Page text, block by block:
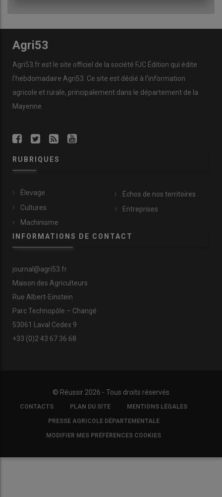
Agri53
Agri53.fr est le site officiel de la société FJC Édition qui édite
l’hebdomadaire Agri53. Ce site est dédié à l’information
agricole et rurale, principalement dans le département de la
Mayenne.
RUBRIQUES
Élevage
Cultures
Machinisme
Échos de nos territoires
Entreprises
INFORMATIONS DE CONTACT
journal@agri53.fr
Maison des Agriculteurs
Rue Albert-Einstein
Parc Technopôle – Changé
53061 Laval Cedex 9
+33 (0)2 43 67 36 68
© Réussir 2026 - Tous droits réservés
FOOTER
COPYRIGHT
CONTACTS PLAN DU SITE MENTIONS LÉGALES
PRESSE AGRICOLE DÉPARTEMENTALE
MODIFIER MES PRÉFÉRENCES COOKIES